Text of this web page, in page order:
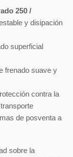
250 /
y disipación
superficial
frenado suave y
contra la
de posventa a
sobre la